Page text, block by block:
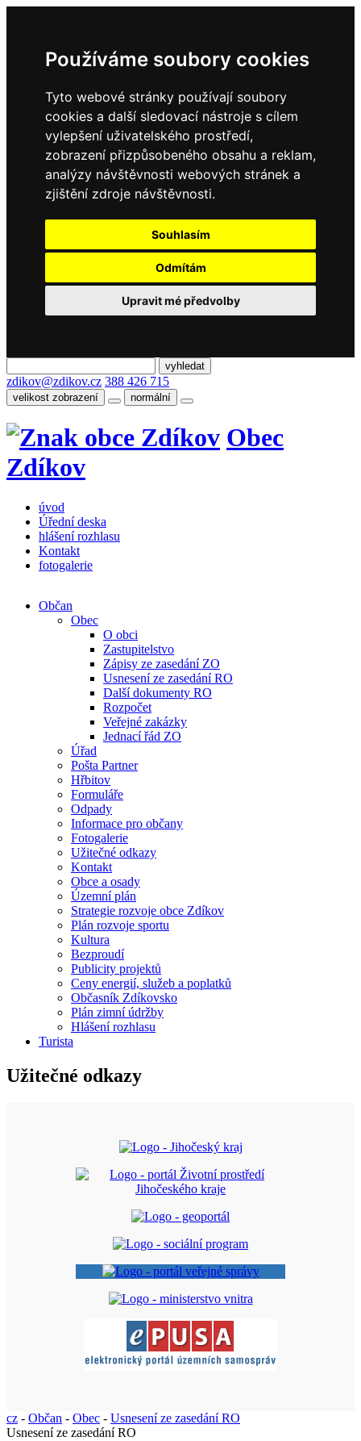
Používáme soubory cookies
Tyto webové stránky používají soubory
cookies a další sledovací nástroje s cílem
vylepšení uživatelského prostředí,
zobrazení přizpůsobeného obsahu a reklam,
analýzy návštěvnosti webových stránek a
zjištění zdroje návštěvnosti.
Souhlasím
Odmítám
Upravit mé předvolby
zdikov@zdikov.cz 388 426 715
velikost zobrazení normální
Obec
Zdíkov
úvod
Úřední deska
hlášení rozhlasu
Kontakt
fotogalerie
Občan
Obec
O obci
Zastupitelstvo
Zápisy ze zasedání ZO
Usnesení ze zasedání RO
Další dokumenty RO
Rozpočet
Veřejné zakázky
Jednací řád ZO
Úřad
Pošta Partner
Hřbitov
Formuláře
Odpady
Informace pro občany
Fotogalerie
Užitečné odkazy
Kontakt
Obce a osady
Územní plán
Strategie rozvoje obce Zdíkov
Plán rozvoje sportu
Kultura
Bezproudí
Publicity projektů
Ceny energií, služeb a poplatků
Občasník Zdíkovsko
Plán zimní údržby
Hlášení rozhlasu
Turista
Užitečné odkazy
cz - Občan - Obec - Usnesení ze zasedání RO
Usnesení ze zasedání RO